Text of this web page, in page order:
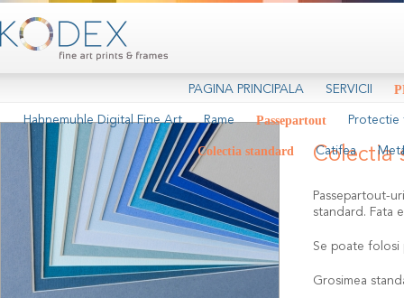
PAGINA PRINCIPALA SERVICII
Hahnemuhle Digital Fine Art Rame Passepartout
Colectia standard Catifea
Protectie
Colectia
Passepartout-
standard. Fata
Se poate
Grosimea